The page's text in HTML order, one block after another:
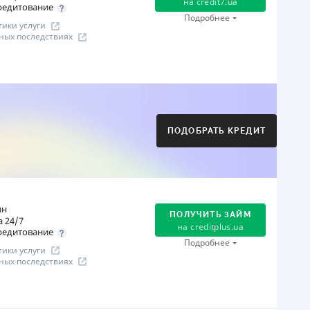
услуги
последствиях
Подробнее
Через терминалы самообслуживания
переоформлена 21.03.2024 г.
ПОДОБРАТЬ КРЕДИТ
24/7
услуги
последствиях
ПОЛУЧИТЬ ЗАЙМ
на creditplus.ua
Подробнее